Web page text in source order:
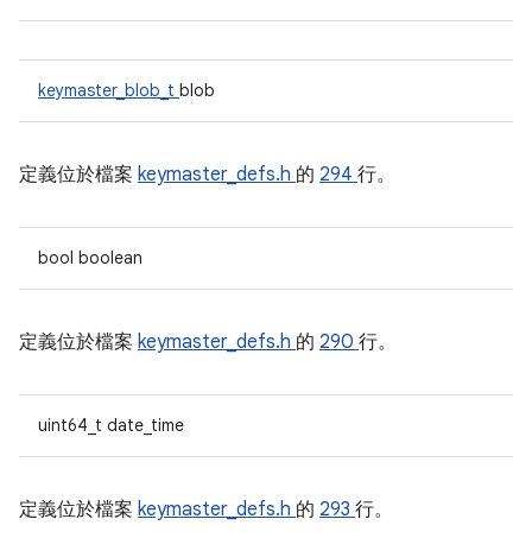
keymaster_blob_t blob
定義位於檔案 keymaster_defs.h 的 294 行。
bool boolean
定義位於檔案 keymaster_defs.h 的 290 行。
uint64_t date_time
定義位於檔案 keymaster_defs.h 的 293 行。